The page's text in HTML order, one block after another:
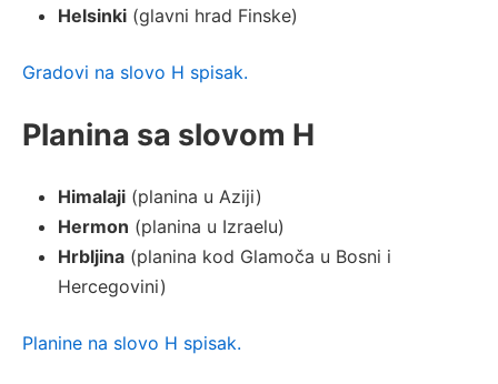
Helsinki (glavni hrad Finske)
Gradovi na slovo H spisak.
Planina sa slovom H
Himalaji (planina u Aziji)
Hermon (planina u Izraelu)
Hrbljina (planina kod Glamoča u Bosni i
Hercegovini)
Planine na slovo H spisak.